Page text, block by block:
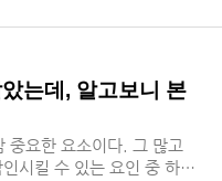
는데, 알고보니 본
중요한 요소이다. 그 많고
시킬 수 있는 요인 중 하나